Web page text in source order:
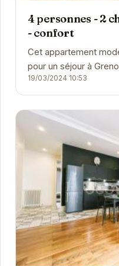
4 personnes - 2
- confort
Cet appartement
pour un séjour à
chambres
19/03/2024 10:53